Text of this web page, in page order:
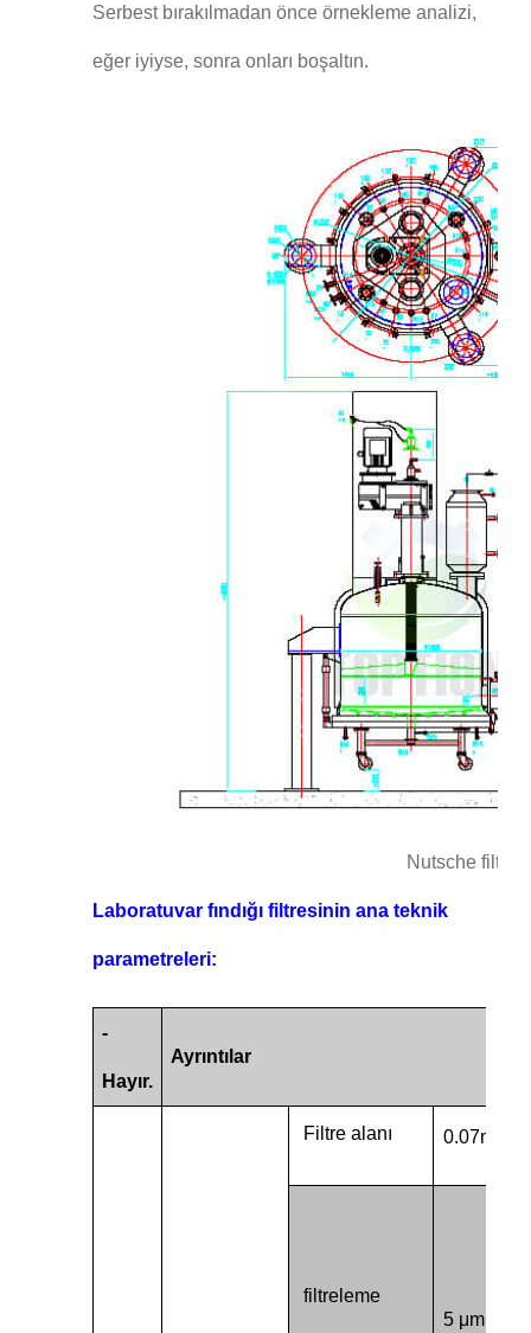
Serbest bırakılmadan önce örnekleme analizi,
eğer iyiyse, sonra onları boşaltın.
Nutsche filtre
Laboratuvar fındığı filtresinin ana teknik
parametreleri:
-
Hayır.
Ayrıntılar
Filtre alanı 0.07m
filtreleme
5 μm